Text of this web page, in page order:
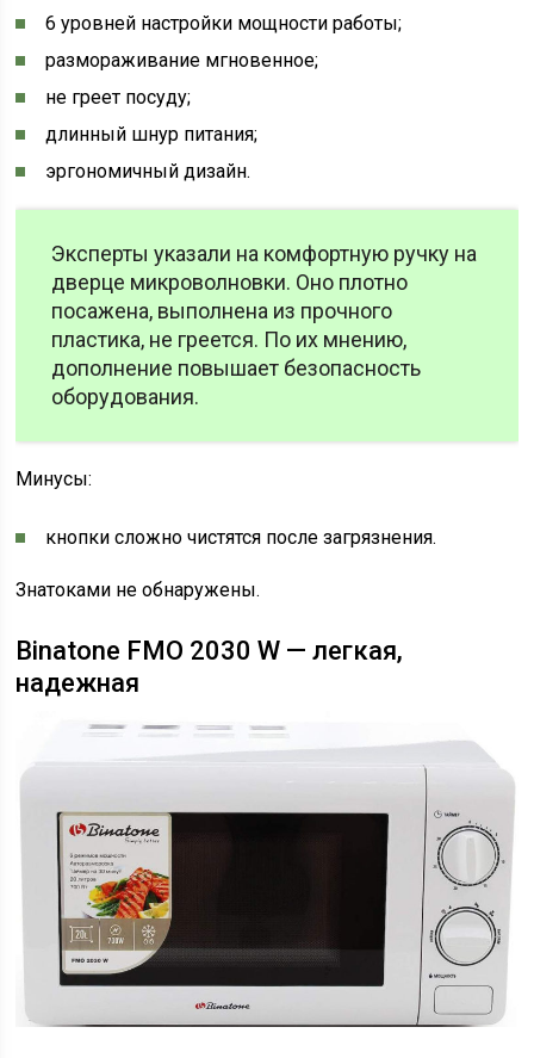
6 уровней настройки мощности работы;
размораживание мгновенное;
не греет посуду;
длинный шнур питания;
эргономичный дизайн.
Эксперты указали на комфортную ручку на
дверце микроволновки. Оно плотно
посажена, выполнена из прочного
пластика, не греется. По их мнению,
дополнение повышает безопасность
оборудования.
Минусы:
кнопки сложно чистятся после загрязнения.
Знатоками не обнаружены.
Binatone FMO 2030 W — легкая,
надежная